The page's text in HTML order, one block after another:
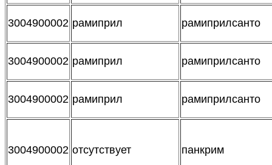
3004900002 рамиприл рамиприлсанто
3004900002 рамиприл рамиприлсанто
3004900002 рамиприл рамиприлсанто
3004900002 отсутствует панкрим